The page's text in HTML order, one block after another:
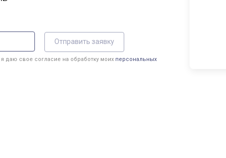
Отправить заявку
даю свое согласие на обработку моих персональных